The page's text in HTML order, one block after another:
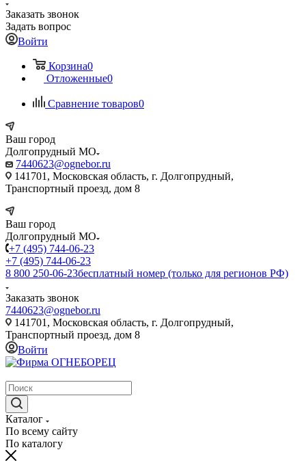
Заказать звонок
Задать вопрос
Войти
Корзина0
Отложенные0
Сравнение товаров0
Ваш город
Долгопрудный МО
7440623@ognebor.ru
141701, Московская область, г. Долгопрудный,
Транспортный проезд, дом 8
Ваш город
Долгопрудный МО
+7 (495) 744-06-23
+7 (495) 744-06-23
8 800 250-06-23бесплатный номер (только для регионов РФ)
Заказать звонок
7440623@ognebor.ru
141701, Московская область, г. Долгопрудный,
Транспортный проезд, дом 8
Войти
Каталог
По всему сайту
По каталогу